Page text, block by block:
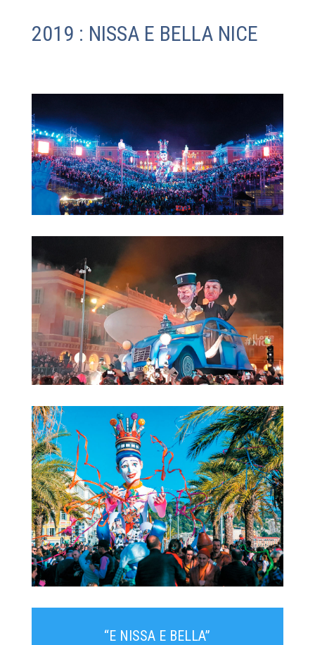
2019 : NISSA E BELLA NICE
“E NISSA E BELLA”